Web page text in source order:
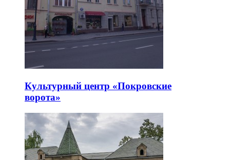
Культурный центр «Покровские
ворота»